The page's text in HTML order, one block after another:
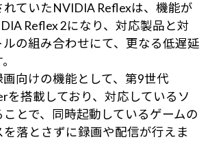
ていたNVIDIA Reflexは、機能が
Reflex 2になり、対応製品と対
の組み合わせにて、更なる低遅延
向けの機能として、第9世代
を搭載しており、対応しているソ
とで、同時起動しているゲームの
落とさずに録画や配信が行えま